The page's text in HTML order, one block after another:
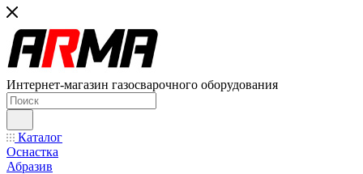
Интернет-магазин газосварочного оборудования
Каталог
Оснастка
Абразив